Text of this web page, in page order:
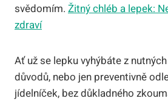
svědomím. Žitný chléb a lepek:
zdraví
Ať už se lepku vyhýbáte z
důvodů, nebo jen preventivně
jídelníček, bez důkladného